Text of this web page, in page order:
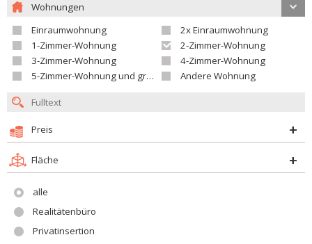
Wohnungen
Einraumwohnung
2x Einraumwohnung
1-Zimmer-Wohnung
2-Zimmer-Wohnung
3-Zimmer-Wohnung
4-Zimmer-Wohnung
5-Zimmer-Wohnung und größer
Andere Wohnung
Preis
Fläche
alle
Realitätenbüro
Privatinsertion